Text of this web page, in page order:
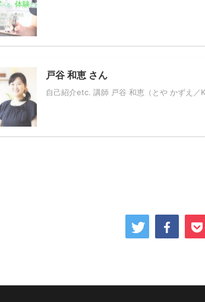
戸谷 和恵 さん
自己紹介etc. 講師 戸谷 和恵（とや かずえ／